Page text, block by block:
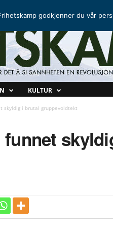
KULTUR
skyldig i brutal gruppevoldtekt
godkjenner du vår